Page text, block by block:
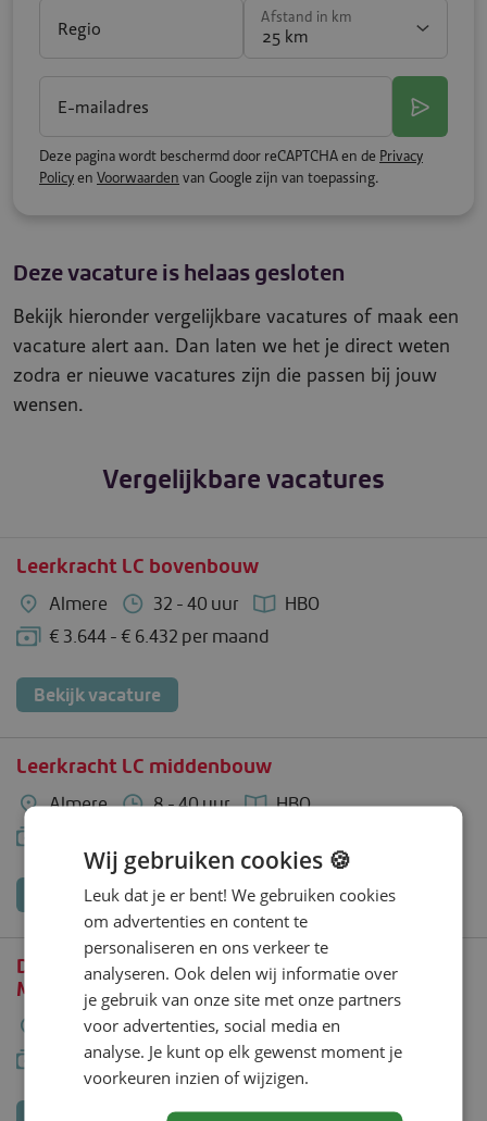
Deze vacature is helaas gesloten
Bekijk hieronder vergelijkbare vacatures of maak een
vacature alert aan. Dan laten we het je direct weten
zodra er nieuwe vacatures zijn die passen bij jouw
wensen.
Vergelijkbare vacatures
Leerkracht LC bovenbouw
Almere 32 - 40 uur
HBO
€ 3.644 - € 6.432 per maand
Bekijk vacature
Leerkracht LC middenbouw
Almere 8 - 40 uur
HBO
Bekijk vacature
Docent Mens & Maatschappij en
Maatschappijleer
Almere 32 uur
HBO
€ 3.622 - € 5.520 per maand
Regio
Afstand in km
E-mailadres
Deze pagina wordt beschermd door reCAPTCHA en de Privacy
Policyen Voorwaarden van Google zijn van toepassing.
Wij gebruiken cookies 🍪
Leuk dat je er bent! We gebruiken cookies
om advertenties en content te
personaliseren en ons verkeer te
analyseren. Ook delen wij informatie over
je gebruik van onze site met onze partners
voor advertenties, social media en
analyse. Je kunt op elk gewenst moment je
voorkeuren inzien of wijzigen.